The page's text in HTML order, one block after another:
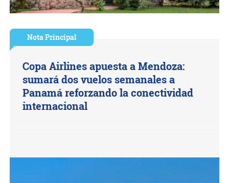
Nota Principal
Copa Airlines apuesta a Mendoza:
sumará dos vuelos semanales a
Panamá reforzando la conectividad
internacional